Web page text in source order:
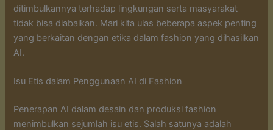
ditimbulkannya terhadap lingkungan serta masyarakat
tidak bisa diabaikan. Mari kita ulas beberapa aspek penting
yang berkaitan dengan etika dalam fashion yang dihasilkan
AI.
Isu Etis dalam Penggunaan AI di Fashion
Penerapan AI dalam desain dan produksi fashion
menimbulkan sejumlah isu etis. Salah satunya adalah